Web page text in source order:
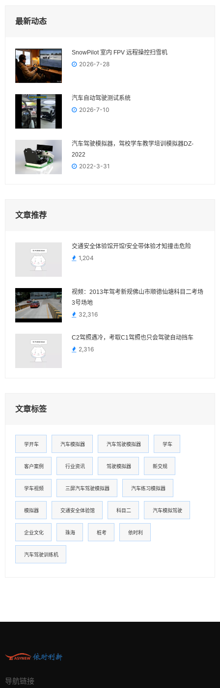
最新动态
SnowPilot 室内 FPV 远程操控扫雪机
2026-7-28
汽车自动驾驶测试系统
2026-7-10
汽车驾驶模拟器，驾校学车教学培训模拟器DZ-
2022
2022-3-31
文章推荐
交通安全体验馆开馆!安全带体验才知撞击危险
1,204
视频：2013年驾考新规佛山市顺德仙塘科目二考场
3号场地
32,316
C2驾照遇冷，考取C1驾照也只会驾驶自动挡车
2,316
文章标签
学开车 汽车模拟器 汽车驾驶模拟器 学车
客户案例 行业资讯 驾驶模拟器 新交规
学车视频 三屏汽车驾驶模拟器 汽车练习模拟器
模拟器 交通安全体验馆 科目二 汽车模拟驾驶
企业文化 珠海 桩考 依时利
汽车驾驶训练机
导航链接